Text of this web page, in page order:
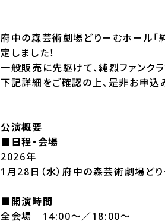
府中の森芸術劇場どりーむホール
定しました！
一般販売に先駆けて、純烈ファンク
下記詳細をご確認の上、是非お申込
公演概要
■日程・会場
2026年
1月28日（水）府中の森芸術劇場ど
■開演時間
全会場 14:00～／18:00～